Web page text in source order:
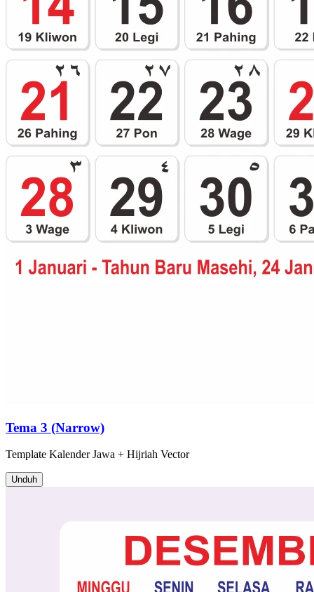
Tema 3 (Narrow)
Template Kalender Jawa + Hijriah Vector
Unduh